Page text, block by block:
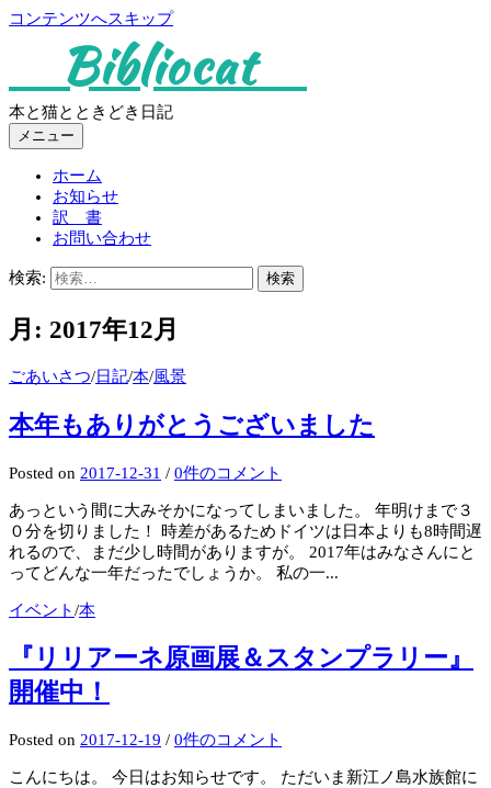
コンテンツへスキップ
Bibliocat
本と猫とときどき日記
メニュー
ホーム
お知らせ
訳 書
お問い合わせ
検索:
月: 2017年12月
ごあいさつ/日記/本/風景
本年もありがとうございました
Posted on 2017-12-31 / 0件のコメント
あっという間に大みそかになってしまいました。 年明けまで３
０分を切りました！ 時差があるためドイツは日本よりも8時間遅
れるので、まだ少し時間がありますが。 2017年はみなさんにと
ってどんな一年だったでしょうか。 私の一...
イベント/本
『リリアーネ原画展＆スタンプラリー』
開催中！
Posted on 2017-12-19 / 0件のコメント
こんにちは。 今日はお知らせです。 ただいま新江ノ島水族館に